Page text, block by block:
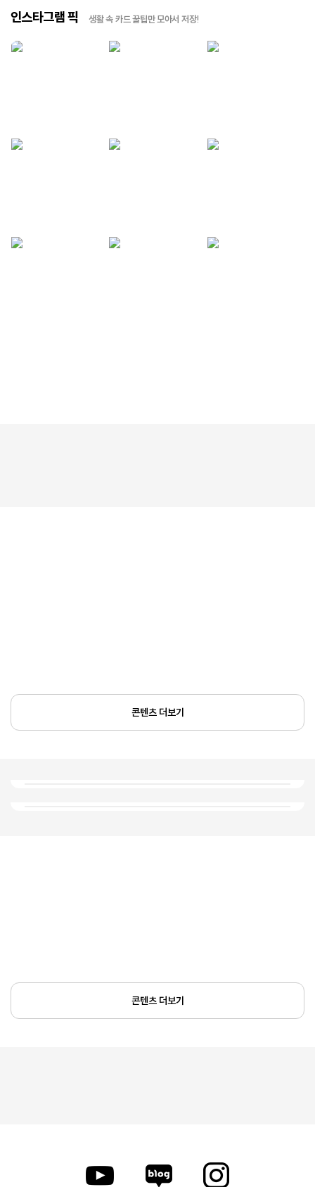
인스타그램 픽 생활 속 카드 꿀팁만 모아서 저장!
콘텐츠 더보기
콘텐츠 더보기